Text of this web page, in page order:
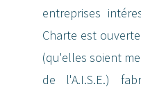
entreprises
Charte est
(qu'elles soient
de l'A.I.S.E.)